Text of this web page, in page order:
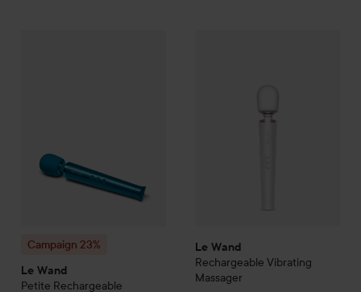
Campaign 23%
Le Wand
Petite Rechargeable
Le Wand
Rechargeable Vibrating
Massager